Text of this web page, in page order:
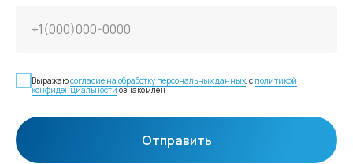
Выражаюсогласие на обработку персональных данных , с политикой
конфиденциальностиознакомлен
Отправить